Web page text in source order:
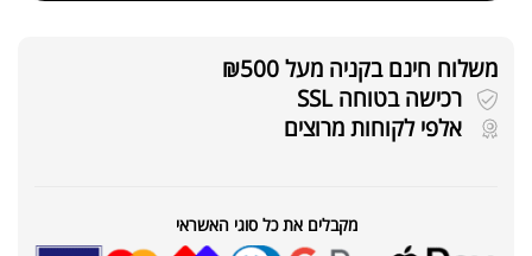
משלוח חינם בקניה מעל ₪500
רכישה בטוחה SSL
אלפי לקוחות מרוצים
מקבלים את כל סוגי האשראי